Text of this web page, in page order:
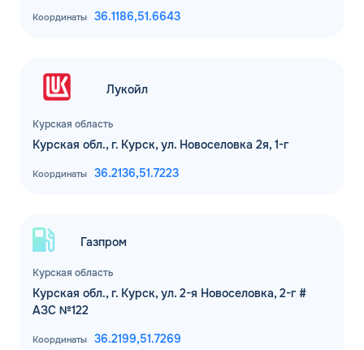
Координаты 36.1186,51.6643
Курская область
Лукойл
Курская обл., г. Курск, ул. Новоселовка 2я, 1-г
Координаты 36.2136,51.7223
Курская область
Газпром
Курская обл., г. Курск, ул. 2-я Новоселовка, 2-г #
АЗС №122
Координаты 36.2199,51.7269